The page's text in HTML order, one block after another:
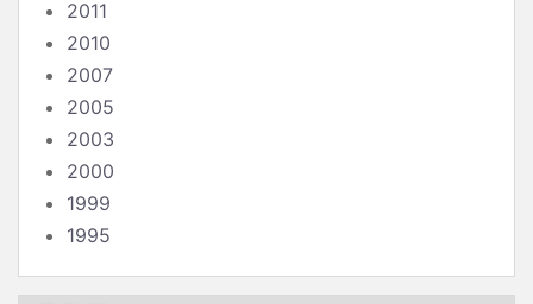
2011
2010
2007
2005
2003
2000
1999
1995